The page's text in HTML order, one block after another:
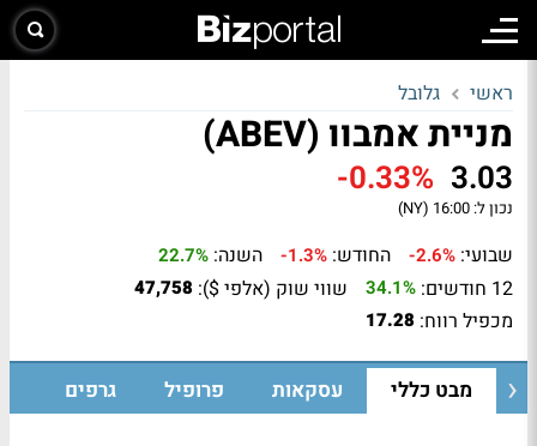
ראשי גלובל
מניית אמבוו (ABEV)
3.03
-0.33%
נכון ל: 16:00 (NY)
שבועי: -2.6% החודש: -1.3% השנה: 22.7%
12 חודשים: 34.1% שווי שוק (אלפי $): 47,758
מכפיל רווח: 17.28
מבט כללי עסקאות פרופיל גרפים